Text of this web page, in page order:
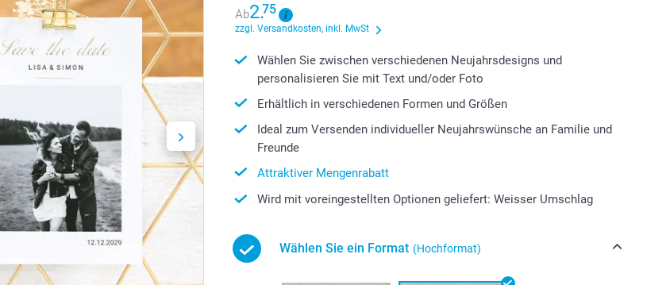
Ab2.75
zzgl. Versandkosten, inkl. MwSt
Wählen Sie zwischen verschiedenen Neujahrsdesigns und
personalisieren Sie mit Text und/oder Foto
Erhältlich in verschiedenen Formen und Größen
Ideal zum Versenden individueller Neujahrswünsche an Familie und
Freunde
Attraktiver Mengenrabatt
Wird mit voreingestellten Optionen geliefert: Weisser Umschlag
Wählen Sie ein Format (Hochformat)